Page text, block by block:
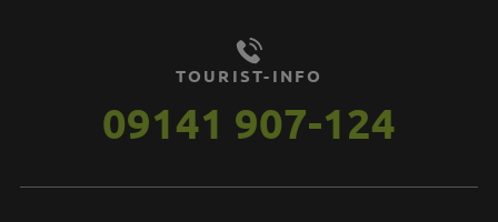
TOURIST-INFO
09141 907-124